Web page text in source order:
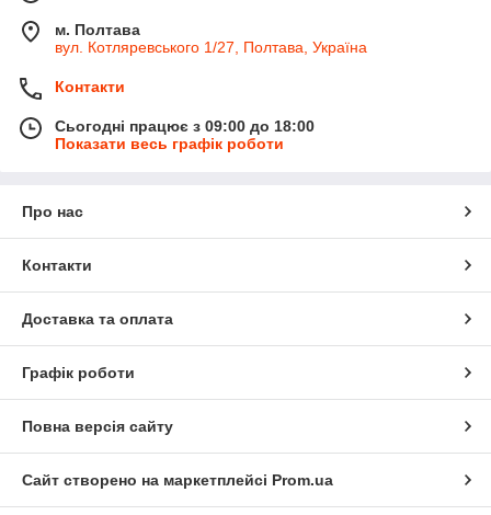
м. Полтава
вул. Котляревського 1/27, Полтава, Україна
Контакти
Сьогодні працює з 09:00 до 18:00
Показати весь графік роботи
Про нас
Контакти
Доставка та оплата
Графік роботи
Повна версія сайту
Сайт створено на маркетплейсі Prom.ua